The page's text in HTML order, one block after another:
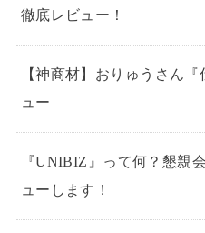
徹底レビュー！
【神商材】おりゅうさん
ュー
『UNIBIZ』って何？懇親
ューします！